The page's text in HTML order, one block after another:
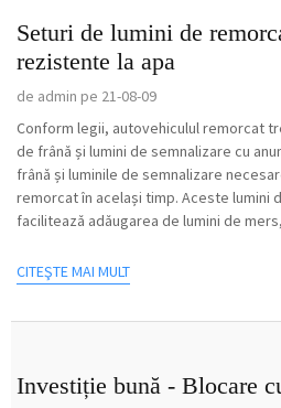
Seturi de lumini de
rezistente la apa
de admin pe 21-08-09
Conform legii, autovehiculul remorcat
de frână și lumini de semnalizare cu
frână și luminile de semnalizare
remorcat în același timp. Aceste lumini
facilitează adăugarea de lumini de
CITEŞTE MAI MULT
Investiție bună - Blocare